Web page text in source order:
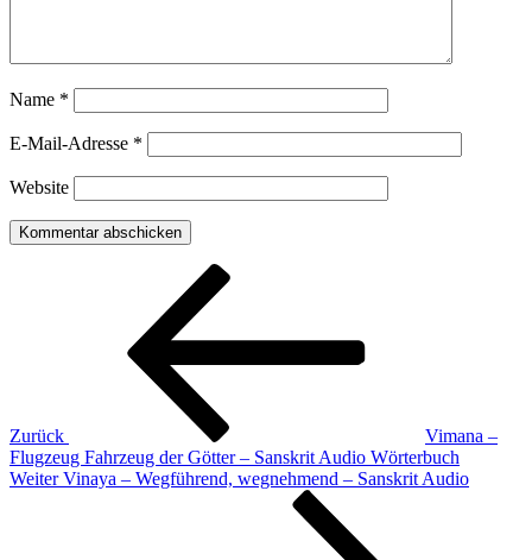
Name *
E-Mail-Adresse *
Website
Beitragsnavigation
Zurück
Vimana –
Flugzeug Fahrzeug der Götter – Sanskrit Audio Wörterbuch
Nächster
Weiter Vinaya – Wegführend, wegnehmend – Sanskrit Audio